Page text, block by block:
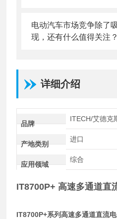
电动汽车市场竞争除了
现，还有什么值得关注？
详细介绍
品牌
ITECH/艾德克
产地类别
进口
应用领域
综合
IT8700P+ 高速多通道直
IT8700P+系列高速多通道直流